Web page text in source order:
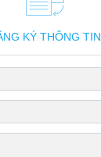
KÝ THÔNG TIN